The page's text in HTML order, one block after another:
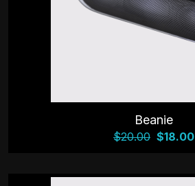
Beanie
$20.00 $18.00